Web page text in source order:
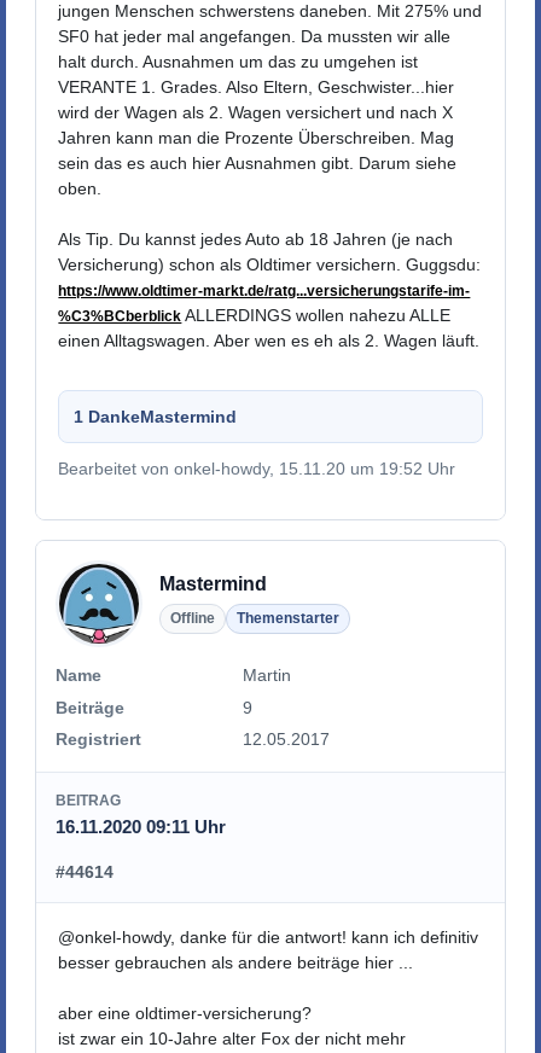
jungen Menschen schwerstens daneben. Mit 275% und
SF0 hat jeder mal angefangen. Da mussten wir alle
halt durch. Ausnahmen um das zu umgehen ist
VERANTE 1. Grades. Also Eltern, Geschwister...hier
wird der Wagen als 2. Wagen versichert und nach X
Jahren kann man die Prozente Überschreiben. Mag
sein das es auch hier Ausnahmen gibt. Darum siehe
oben.
Als Tip. Du kannst jedes Auto ab 18 Jahren (je nach
Versicherung) schon als Oldtimer versichern. Guggsdu:
https://www.oldtimer-markt.de/ratg...versicherungstarife-im-
%C3%BCberblick ALLERDINGS wollen nahezu ALLE
einen Alltagswagen. Aber wen es eh als 2. Wagen läuft.
1 DankeMastermind
Bearbeitet von onkel-howdy, 15.11.20 um 19:52 Uhr
Mastermind
Offline Themenstarter
Name
Martin
Beiträge
9
Registriert
12.05.2017
BEITRAG
16.11.2020 09:11 Uhr
#44614
@onkel-howdy, danke für die antwort! kann ich definitiv
besser gebrauchen als andere beiträge hier ...
aber eine oldtimer-versicherung?
ist zwar ein 10-Jahre alter Fox der nicht mehr